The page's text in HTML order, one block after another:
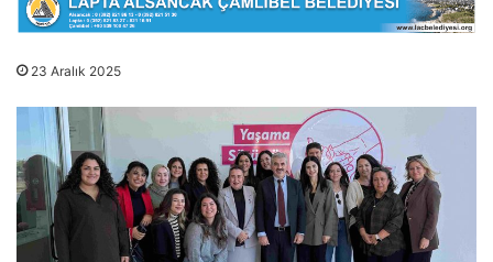
23 Aralık 2025